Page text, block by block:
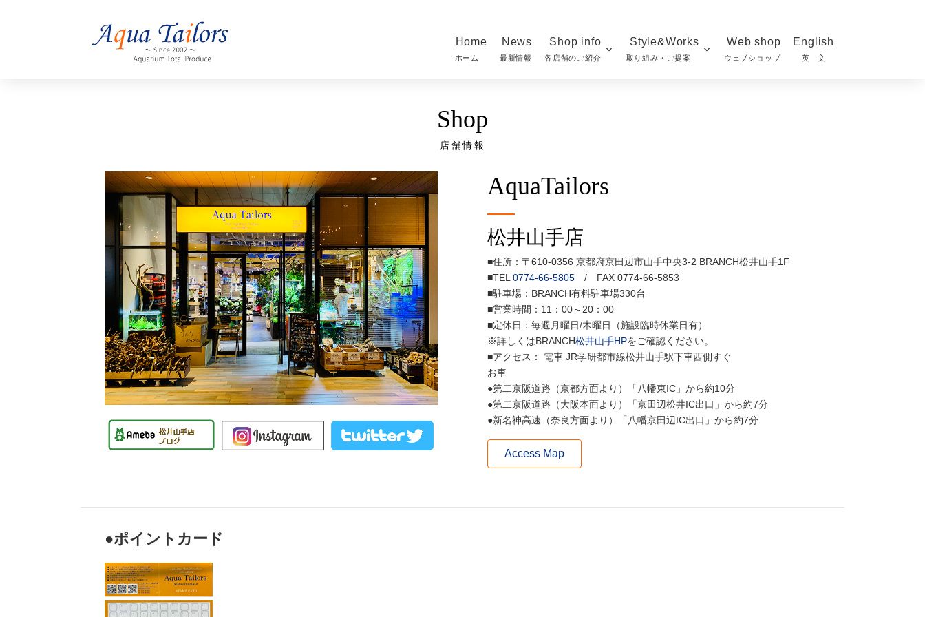
Home
ホーム
News
最新情報
Shop info
各店舗のご紹介
Style&Works
取り組み・ご提案
Web shop
ウェブショップ
English
英 文
Shop
店舗情報
AquaTailors
松井山手店
■住所：〒610-0356 京都府京田辺市山手中央3-2 BRANCH松井山手1F
■TEL0774-66-5805 / FAX 0774-66-5853
■駐車場：BRANCH有料駐車場330台
■営業時間：11：00～20：00
■定休日：毎週月曜日/木曜日（施設臨時休業日有）
※詳しくはBRANCH松井山手HPをご確認ください。
■アクセス： 電車 JR学研都市線松井山手駅下車西側すぐ
お車
●第二京阪道路（京都方面より）「八幡東IC」から約10分
●第二京阪道路（大阪本面より）「京田辺松井IC出口」から約7分
●新名神高速（奈良方面より）「八幡京田辺IC出口」から約7分
Access Map
●ポイントカード